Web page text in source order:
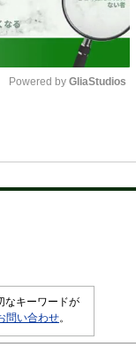
Powered by GliaStudios
なキーワードが
問い合わせ。